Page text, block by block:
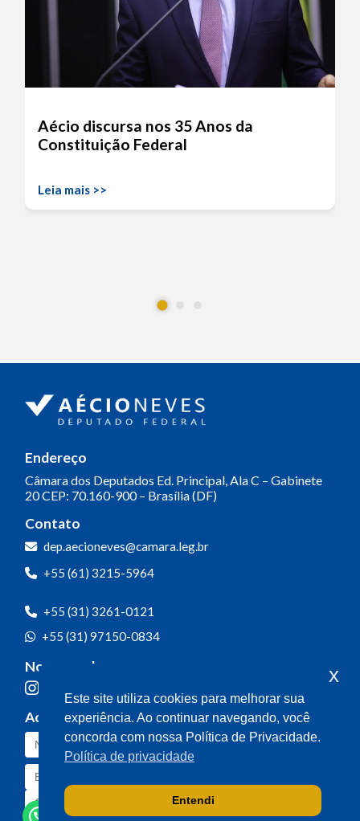
Aécio discursa nos 35 Anos da
Constituição Federal
Leia mais >>
Endereço
Câmara dos Deputados Ed. Principal, Ala C – Gabinete
20CEP: 70.160-900 – Brasília (DF)
Contato
dep.aecioneves@camara.leg.br
+55 (61) 3215-5964
+55 (31) 3261-0121
+55 (31) 97150-0834
Nossas redes
Acompanhe o meu mandato
Este site utiliza cookies para melhorar sua
experiência. Ao continuar navegando, você
concorda com nossa Política de Privacidade.
Política de privacidade
Entendi
x